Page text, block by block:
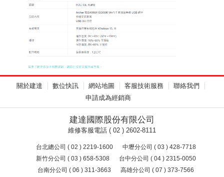
關於建達 數位快訊 網站地圖 客服技術服務
聯絡我們
申請成為經銷商
建達國際股份有限公司
維修客服電話 ( 02 ) 2602-8111
台北總公司 ( 02 ) 2219-1600
中壢分公司 ( 03 ) 428-7718
新竹分公司 ( 03 ) 658-5308
台中分公司 ( 04 ) 2315-0050
台南分公司 ( 06 ) 311-3663
高雄分公司 ( 07 ) 373-7566